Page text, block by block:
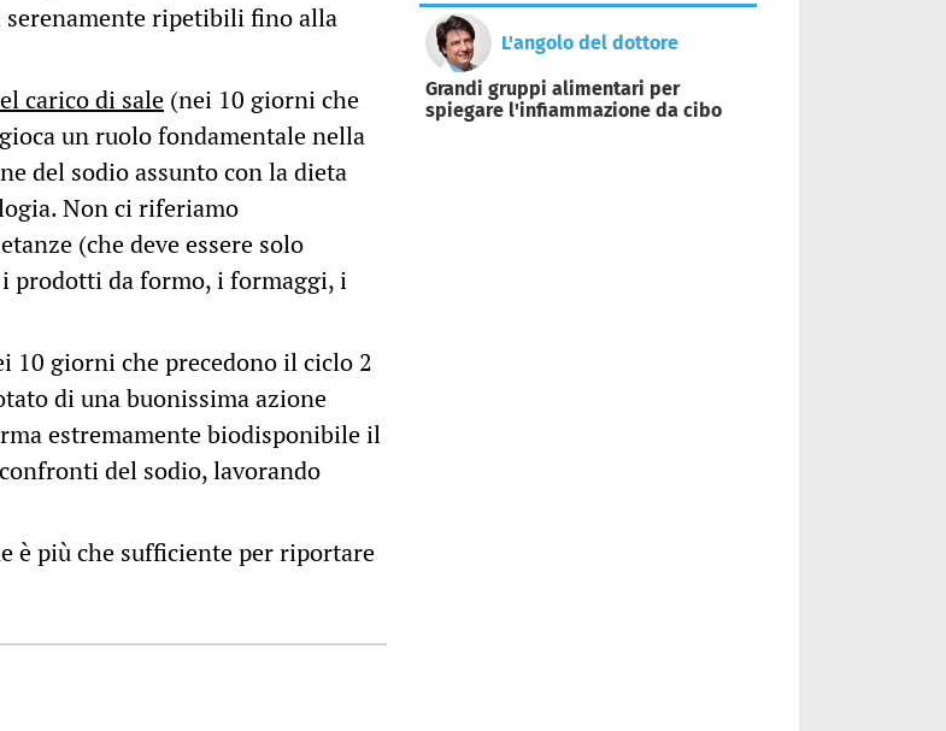
ripetibili fino alla
carico di sale (nei 10 giorni che
un ruolo fondamentale nella
del sodio assunto con la dieta
Non ci riferiamo
(che deve essere solo
prodotti da formo, i formaggi, i
10 giorni che precedono il ciclo 2
di una buonissima azione
estremamente biodisponibile il
del sodio, lavorando
è più che sufficiente per riportare
L'angolo del dottore
Grandi gruppi alimentari per
spiegare l'infiammazione da cibo